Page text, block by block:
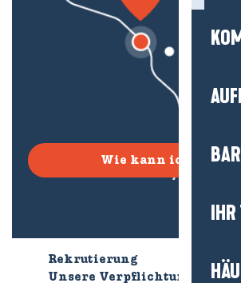
Wie kann ich
Rekrutierung
Unsere Verpflichtungen